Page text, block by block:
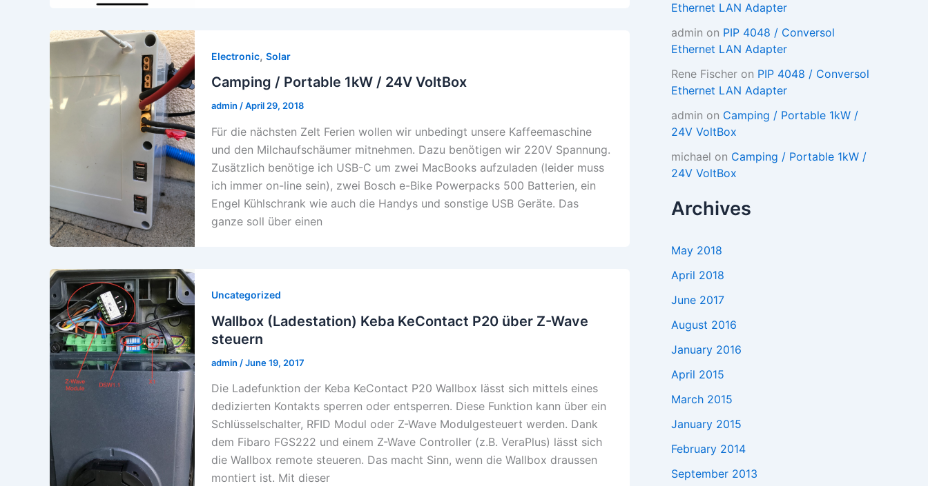
Electronic, Solar
Camping / Portable 1kW / 24V VoltBox
admin /April 29, 2018
Für die nächsten Zelt Ferien wollen wir unbedingt unsere Kaffeemaschine
und den Milchaufschäumer mitnehmen. Dazu benötigen wir 220V Spannung.
Zusätzlich benötige ich USB-C um zwei MacBooks aufzuladen (leider muss
ich immer on-line sein), zwei Bosch e-Bike Powerpacks 500 Batterien, ein
Engel Kühlschrank wie auch die Handys und sonstige USB Geräte. Das
ganze soll über einen
Uncategorized
Wallbox (Ladestation) Keba KeContact P20 über Z-Wave
steuern
admin /June 19, 2017
Die Ladefunktion der Keba KeContact P20 Wallbox lässt sich mittels eines
dedizierten Kontakts sperren oder entsperren. Diese Funktion kann über ein
Schlüsselschalter, RFID Modul oder Z-Wave Modulgesteuert werden. Dank
dem Fibaro FGS222 und einem Z-Wave Controller (z.B. VeraPlus) lässt sich
die Wallbox remote steueren. Das macht Sinn, wenn die Wallbox draussen
montiert ist. Mit dieser
Ethernet LAN Adapter
admin on PIP 4048 / Conversol
Ethernet LAN Adapter
Rene Fischer on PIP 4048 / Conversol
Ethernet LAN Adapter
admin on Camping / Portable 1kW /
24V VoltBox
michael on Camping / Portable 1kW /
24V VoltBox
Archives
May 2018
April 2018
June 2017
August 2016
January 2016
April 2015
March 2015
January 2015
February 2014
September 2013